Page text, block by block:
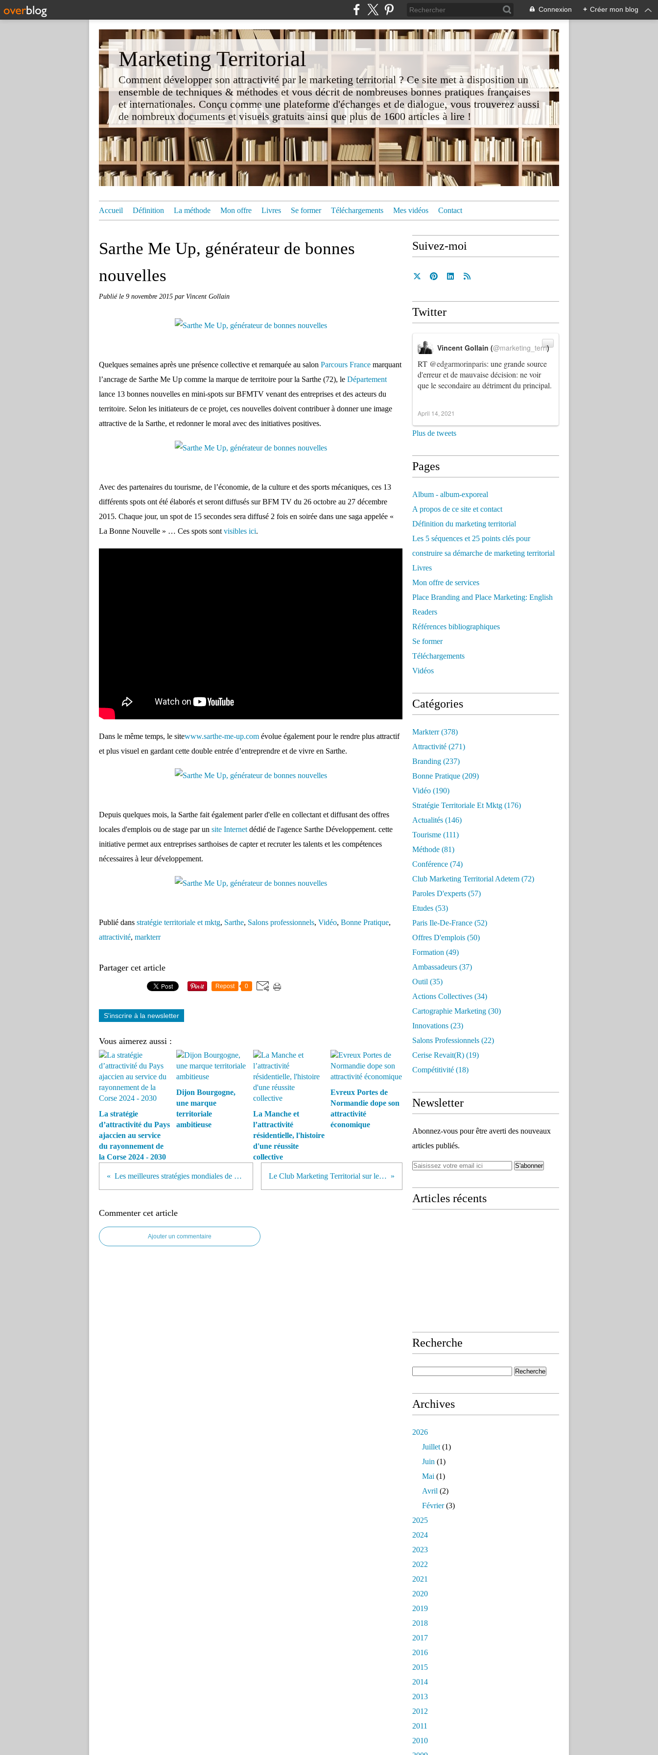
Connexion + Créer mon blog
Marketing Territorial
Comment développer son attractivité par le marketing territorial ? Ce site met à disposition un
ensemble de techniques & méthodes et vous décrit de nombreuses bonnes pratiques françaises
et internationales. Conçu comme une plateforme d'échanges et de dialogue, vous trouverez aussi
de nombreux documents et visuels gratuits ainsi que plus de 1600 articles à lire !
Accueil Définition La méthode Mon offre Livres Se former Téléchargements Mes vidéos Contact
Sarthe Me Up, générateur de bonnes
nouvelles
Publié le 9 novembre 2015 par Vincent Gollain
Quelques semaines après une présence collective et remarquée au salon Parcours France marquant
l’ancrage de Sarthe Me Up comme la marque de territoire pour la Sarthe (72), le Département
lance 13 bonnes nouvelles en mini-spots sur BFMTV venant des entreprises et des acteurs du
territoire. Selon les initiateurs de ce projet, ces nouvelles doivent contribuer à donner une image
attractive de la Sarthe, et redonner le moral avec des initiatives positives.
Avec des partenaires du tourisme, de l’économie, de la culture et des sports mécaniques, ces 13
différents spots ont été élaborés et seront diffusés sur BFM TV du 26 octobre au 27 décembre
2015. Chaque jour, un spot de 15 secondes sera diffusé 2 fois en soirée dans une saga appelée «
La Bonne Nouvelle » … Ces spots sont visibles ici.
Dans le même temps, le sitewww.sarthe-me-up.com évolue également pour le rendre plus attractif
et plus visuel en gardant cette double entrée d’entreprendre et de vivre en Sarthe.
Depuis quelques mois, la Sarthe fait également parler d'elle en collectant et diffusant des offres
locales d'emplois ou de stage par un site Internet dédié de l'agence Sarthe Développement. cette
initiative permet aux entreprises sarthoises de capter et recruter les talents et les compétences
nécessaires à leur développement.
Publié dans stratégie territoriale et mktg, Sarthe, Salons professionnels, Vidéo, Bonne Pratique,
attractivité, markterr
Partager cet article
Repost 0
S'inscrire à la newsletter
Vous aimerez aussi :
La stratégie
d’attractivité du Pays
ajaccien au service
du rayonnement de
la Corse 2024 - 2030
Dijon Bourgogne,
une marque
territoriale
ambitieuse
La Manche et
l’attractivité
résidentielle, l'histoire
d'une réussite
collective
Evreux Portes de
Normandie dope son
attractivité
économique
Les meilleures stratégies mondiales de branding selon City Nation Place Le Club Marketing Territorial sur le Place Making, c'est demain !
Commenter cet article
Ajouter un commentaire
Suivez-moi
Twitter
RT @edgarmorinparis: une grande source
d'erreur et de mauvaise décision: ne voir
que le secondaire au détriment du principal.
Vincent Gollain (@marketing_terri)
April 14, 2021
Plus de tweets
Pages
Album - album-exporeal
A propos de ce site et contact
Définition du marketing territorial
Les 5 séquences et 25 points clés pour
construire sa démarche de marketing territorial
Livres
Mon offre de services
Place Branding and Place Marketing: English
Readers
Références bibliographiques
Se former
Téléchargements
Vidéos
Catégories
Markterr(378)
Attractivité (271)
Branding (237)
Bonne Pratique (209)
Vidéo (190)
Stratégie Territoriale Et Mktg (176)
Actualités (146)
Tourisme (111)
Méthode (81)
Conférence (74)
Club Marketing Territorial Adetem (72)
Paroles D'experts (57)
Etudes (53)
Paris Ile-De-France (52)
Offres D'emplois (50)
Formation (49)
Ambassadeurs (37)
Outil (35)
Actions Collectives (34)
Cartographie Marketing (30)
Innovations (23)
Salons Professionnels (22)
Cerise Revait(r) (19)
Compétitivité (18)
Newsletter
Abonnez-vous pour être averti des nouveaux
articles publiés.
Articles récents
Recherche
Archives
2026
Juillet (1)
Juin (1)
Mai (1)
Avril (2)
Février(3)
2025
2024
2023
2022
2021
2020
2019
2018
2017
2016
2015
2014
2013
2012
2011
2010